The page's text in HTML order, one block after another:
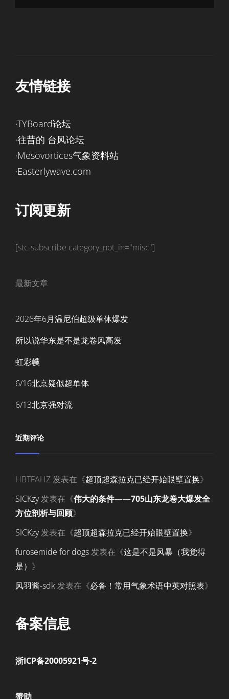
友情链接
·TYBoard论坛
·往昔的 台风论坛
·Mesovortices气象资料站
·Easterlywave.com
订阅更新
[stc-subscribe category_not_in="misc"]
最新文章
2026年6月温尼伯超级单体爆发
所以说华东是不是龙卷风高发
虹彩幞
6/16北京疑似超单体
6/13北京强对流
近期评论
HBTFAHZ发表在《超顶超森拉克已经开始眼壁置换》
SICKzy发表在《伟大的条件——705山东龙卷大爆发全
方位剖析与回顾》
SICKzy发表在《超顶超森拉克已经开始眼壁置换》
furosemide for dogs发表在《这是不是风暴（我觉得
是） 》
风羽酱-sdk发表在《必备！常用气象术语中英对照表》
备案信息
浙ICP备20005921号-2
赞助